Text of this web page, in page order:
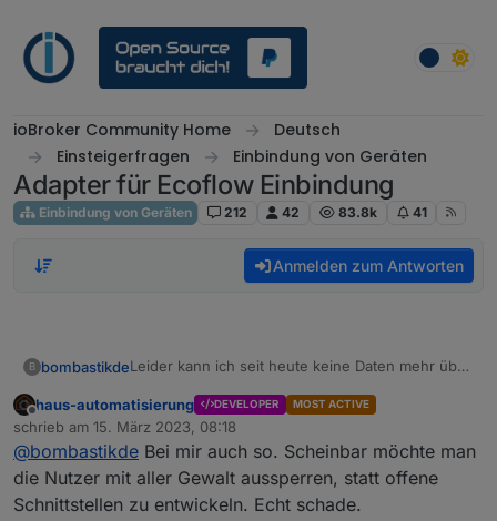
ioBroker Community Home
Deutsch
Einsteigerfragen
Einbindung von Geräten
Adapter für Ecoflow Einbindung
Einbindung von Geräten 212 42 83.8k 41
Anmelden zum Antworten
B bombastikdeLeider kann ich seit heute keine Daten mehr über
Meldung im IObroker Protokoll: Client error: ```
In der APP funktioniert alles - UserID und
Password für MQTT nochmals ausgelesen und
eingetragen. - Keine Änderung
Hat jemand eine Idee?
Offline
haus-automatisierung DEVELOPER MOST ACTIVE
schrieb am 15. März 2023, 08:18
zuletzt editiert von
@bombastikde Bei mir auch so. Scheinbar möchte man
die Nutzer mit aller Gewalt aussperren, statt offene
Schnittstellen zu entwickeln. Echt schade.